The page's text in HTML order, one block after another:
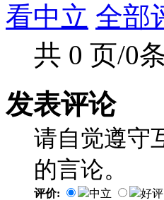
看中立 全部
共 0 页/0
发表评论
请自觉遵守
的言论。
评价: 中立 好评